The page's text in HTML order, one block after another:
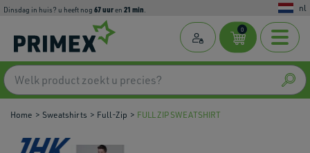
dinsdag in huis? u heeft nog 67uuren 21 min nl
0
Home Sweatshirts Full-Zip FULL ZIP SWEATSHIRT